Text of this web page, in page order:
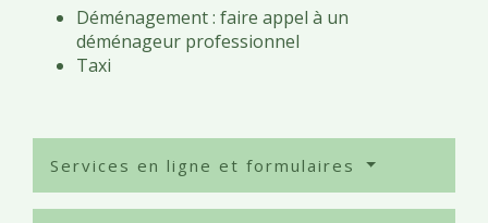
Déménagement : faire appel à un
déménageur professionnel
Taxi
Services en ligne et formulaires